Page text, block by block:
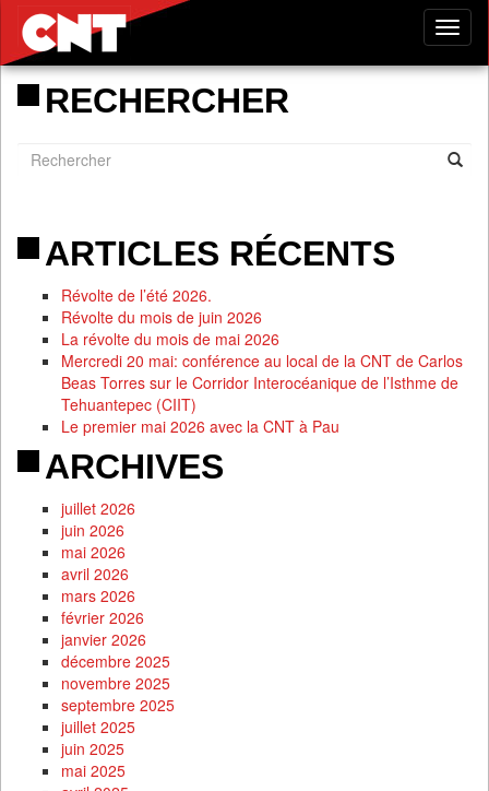
RECHERCHER
ARTICLES RÉCENTS
Révolte de l’été 2026.
Révolte du mois de juin 2026
La révolte du mois de mai 2026
Mercredi 20 mai: conférence au local de la CNT de Carlos
Beas Torres sur le Corridor Interocéanique de l’Isthme de
Tehuantepec (CIIT)
Le premier mai 2026 avec la CNT à Pau
ARCHIVES
juillet 2026
juin 2026
mai 2026
avril 2026
mars 2026
février 2026
janvier 2026
décembre 2025
novembre 2025
septembre 2025
juillet 2025
juin 2025
mai 2025